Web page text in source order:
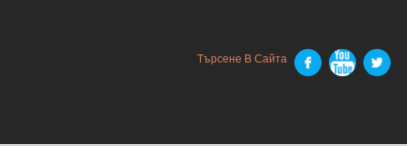
Търсене В Сайта